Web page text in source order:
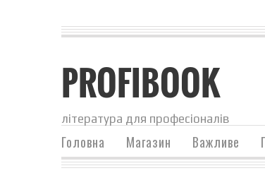
PROFIBOOK
література для професіоналів
Головна Магазин Важливе